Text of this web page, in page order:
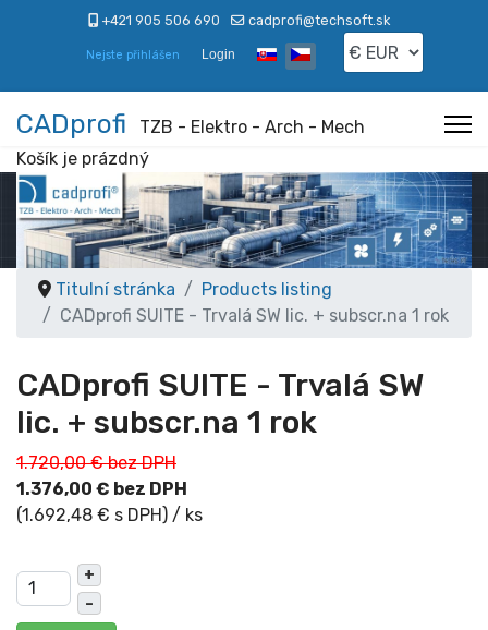
+421 905 506 690 cadprofi@techsoft.sk
Nejste přihlášen Login Zvolte jazyk
CADprofi TZB - Elektro - Arch - Mech
Košík je prázdný
Titulní stránka
Products listing
CADprofi SUITE - Trvalá SW lic. + subscr.na 1 rok
CADprofi SUITE - Trvalá SW
lic. + subscr.na 1 rok
1.720,00 € bez DPH
1.376,00 € bez DPH
(1.692,48 € s DPH) / ks
+
–